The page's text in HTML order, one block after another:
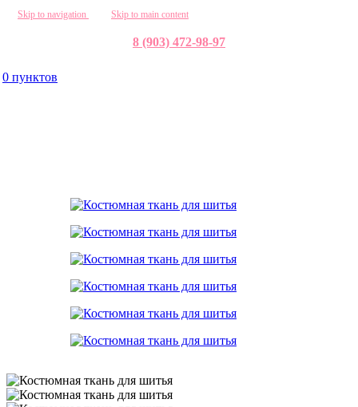
Skip to navigation Skip to main content
8 (903) 472-98-97
0 пунктов